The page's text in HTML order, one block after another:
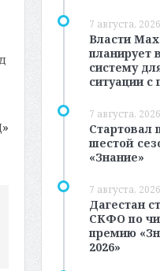
7 августа,
Власти
планирует
систему
ситуации с
7 августа,
Стартовал
шестой
«Знание»
7 августа,
Дагестан
СКФО по
премию
2026»